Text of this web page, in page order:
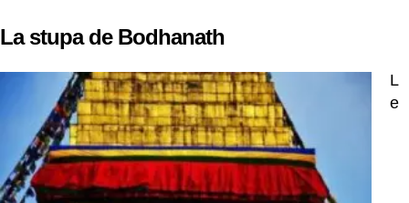
La stupa de Bodhanath
L
e